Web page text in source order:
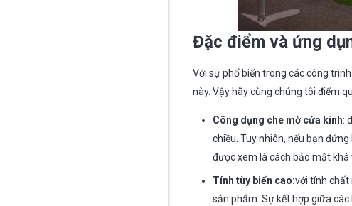
Đặc điểm và ứng
Với sự phổ biến trong các công
này. Vậy hãy cùng chúng tôi điểm
Công dụng che mờ cửa kính:
chiều. Tuy nhiên, nếu bạn
được xem là cách bảo mật
Tính tùy biến cao:với tính chất
sản phẩm. Sự kết hợp giữa